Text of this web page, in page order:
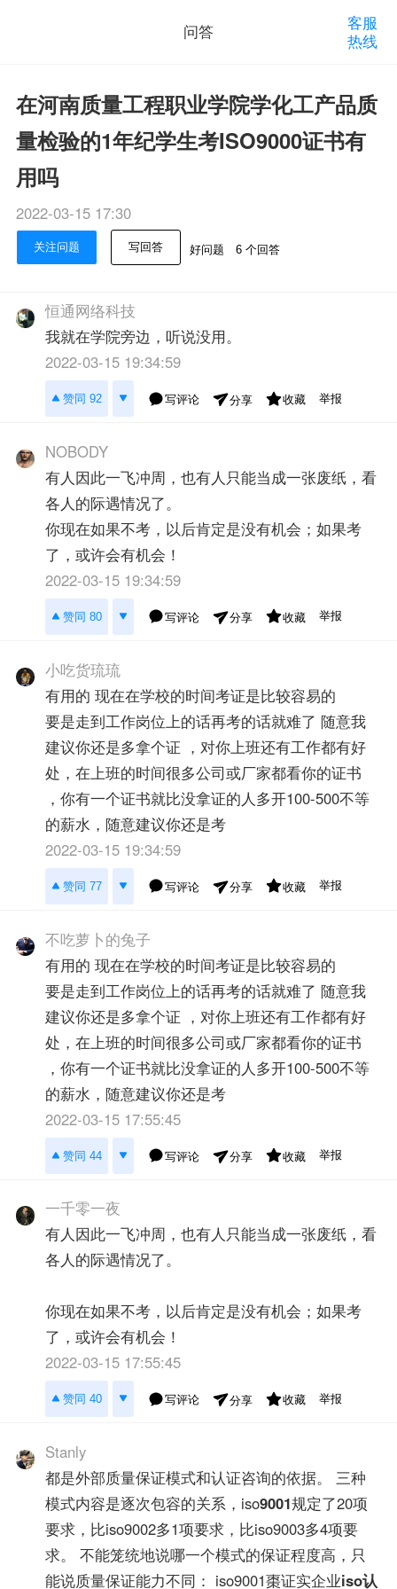
问答
客服
热线
在河南质量工程职业学院学化工产品质
量检验的1年纪学生考ISO9000证书有
用吗
2022-03-15 17:30
关注问题 写回答 好问题 6 个回答
恒通网络科技
我就在学院旁边，听说没用。
2022-03-15 19:34:59
赞同 92 写评论 分享 收藏 举报
NOBODY
有人因此一飞冲周，也有人只能当成一张废纸，看
各人的际遇情况了。
你现在如果不考，以后肯定是没有机会；如果考
了，或许会有机会！
2022-03-15 19:34:59
赞同 80 写评论 分享 收藏 举报
小吃货琉琉
有用的 现在在学校的时间考证是比较容易的
要是走到工作岗位上的话再考的话就难了 随意我
建议你还是多拿个证 ，对你上班还有工作都有好
处，在上班的时间很多公司或厂家都看你的证书
，你有一个证书就比没拿证的人多开100-500不等
的薪水，随意建议你还是考
2022-03-15 19:34:59
赞同 77 写评论 分享 收藏 举报
不吃萝卜的兔子
有用的 现在在学校的时间考证是比较容易的
要是走到工作岗位上的话再考的话就难了 随意我
建议你还是多拿个证 ，对你上班还有工作都有好
处，在上班的时间很多公司或厂家都看你的证书
，你有一个证书就比没拿证的人多开100-500不等
的薪水，随意建议你还是考
2022-03-15 17:55:45
赞同 44 写评论 分享 收藏 举报
一千零一夜
有人因此一飞冲周，也有人只能当成一张废纸，看
各人的际遇情况了。
你现在如果不考，以后肯定是没有机会；如果考
了，或许会有机会！
2022-03-15 17:55:45
赞同 40 写评论 分享 收藏 举报
Stanly
都是外部质量保证模式和认证咨询的依据。 三种
模式内容是逐次包容的关系，iso9001规定了20项
要求，比iso9002多1项要求，比iso9003多4项要
求。 不能笼统地说哪一个模式的保证程度高，只
能说质量保证能力不同： iso9001棗证实企业iso认